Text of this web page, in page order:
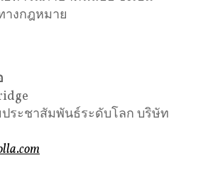
างกฎหมาย
ระชาสัมพันธ์ระดับโลก บริษัท